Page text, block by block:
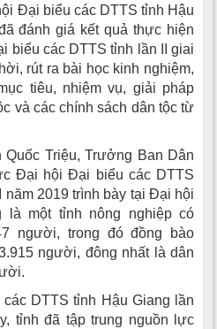
Đại biểu các DTTS tỉnh Hậu
đánh giá kết quả thực hiện
biểu các DTTS tỉnh lần II giai
rút ra bài học kinh nghiệm,
tiêu, nhiệm vụ, giải pháp
và các chính sách dân tộc từ
Quốc Triệu, Trưởng Ban Dân
Đại hội Đại biểu các DTTS
năm 2019 trình bày tại Đại hội
là một tỉnh nông nghiệp có
người, trong đó đồng bào
người, đông nhất là dân
DTTS tỉnh Hậu Giang lần
tỉnh đã tập trung nguồn lực